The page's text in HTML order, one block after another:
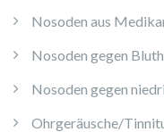
Nosoden aus
Nosoden gegen
Nosoden gegen
Ohrgeräusche/